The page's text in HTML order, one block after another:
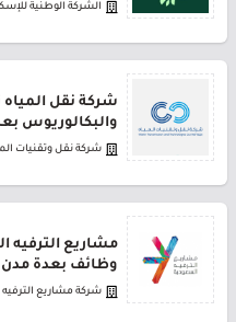
الشركة الوطنية
شركة نقل
والبكالوريوس
شركة نقل وتقنيات
مشاريع الترفيه
وظائف بعدة مدن
شركة مشاريع